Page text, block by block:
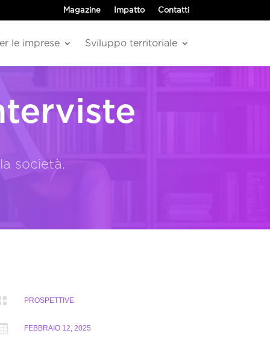
Magazine Impatto Contatti
le imprese Sviluppo territoriale
società.
PROSPETTIVE
FEBBRAIO 12, 2025